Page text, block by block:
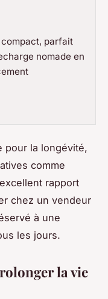
compact, parfait
nomade en
pour la longévité,
comme
rapport
chez un vendeur
à une
les jours.
la vie